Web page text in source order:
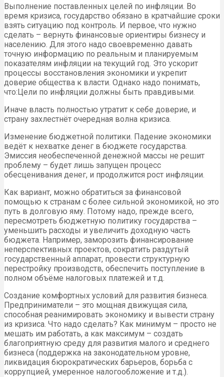
Выполнение поставленных целей по инфляции. Во
время кризиса, государство обязано в кратчайшие сроки
взять ситуацию под контроль. И первое, что нужно
сделать – вернуть финансовые ориентиры бизнесу и
населению. Для этого надо своевременно давать
точную информацию по реальным и планируемым
показателям инфляции на текущий год. Это ускорит
процессы восстановления экономики и укрепит
доверие общества к власти. Однако надо понимать,
что:Цели по инфляции должны быть правдивыми.
Иначе власть полностью утратит к себе доверие, и
страну захлестнёт очередная волна кризиса.
Изменение бюджетной политики. Падение экономики
ведёт к нехватке денег в бюджете государства.
Эмиссия необеспеченной денежной массы не решит
проблему – будет лишь запущен процесс
обесценивания денег, и продолжится рост инфляции.
Как вариант, можно обратиться за финансовой
помощью к странам с более сильной экономикой, но это
путь в долговую яму. Потому надо, прежде всего,
пересмотреть бюджетную политику государства –
уменьшить расходы и увеличить доходную часть
бюджета. Например, заморозить финансирование
неперспективных проектов, сократить раздутый
государственный аппарат, провести структурную
перестройку производств, обеспечить поступление в
полном объёме налоговых платежей и т.д.
Создание комфортных условий для развития бизнеса.
Предприниматели – это мощная движущая сила,
способная реанимировать экономику и вывести страну
из кризиса. Что надо сделать? Как минимум – просто не
мешать им работать, а как максимум – создать
благоприятную среду для развития малого и среднего
бизнеса (поддержка на законодательном уровне,
ликвидация бюрократических барьеров, борьба с
коррупцией, умеренное налогообложение и т.д.).